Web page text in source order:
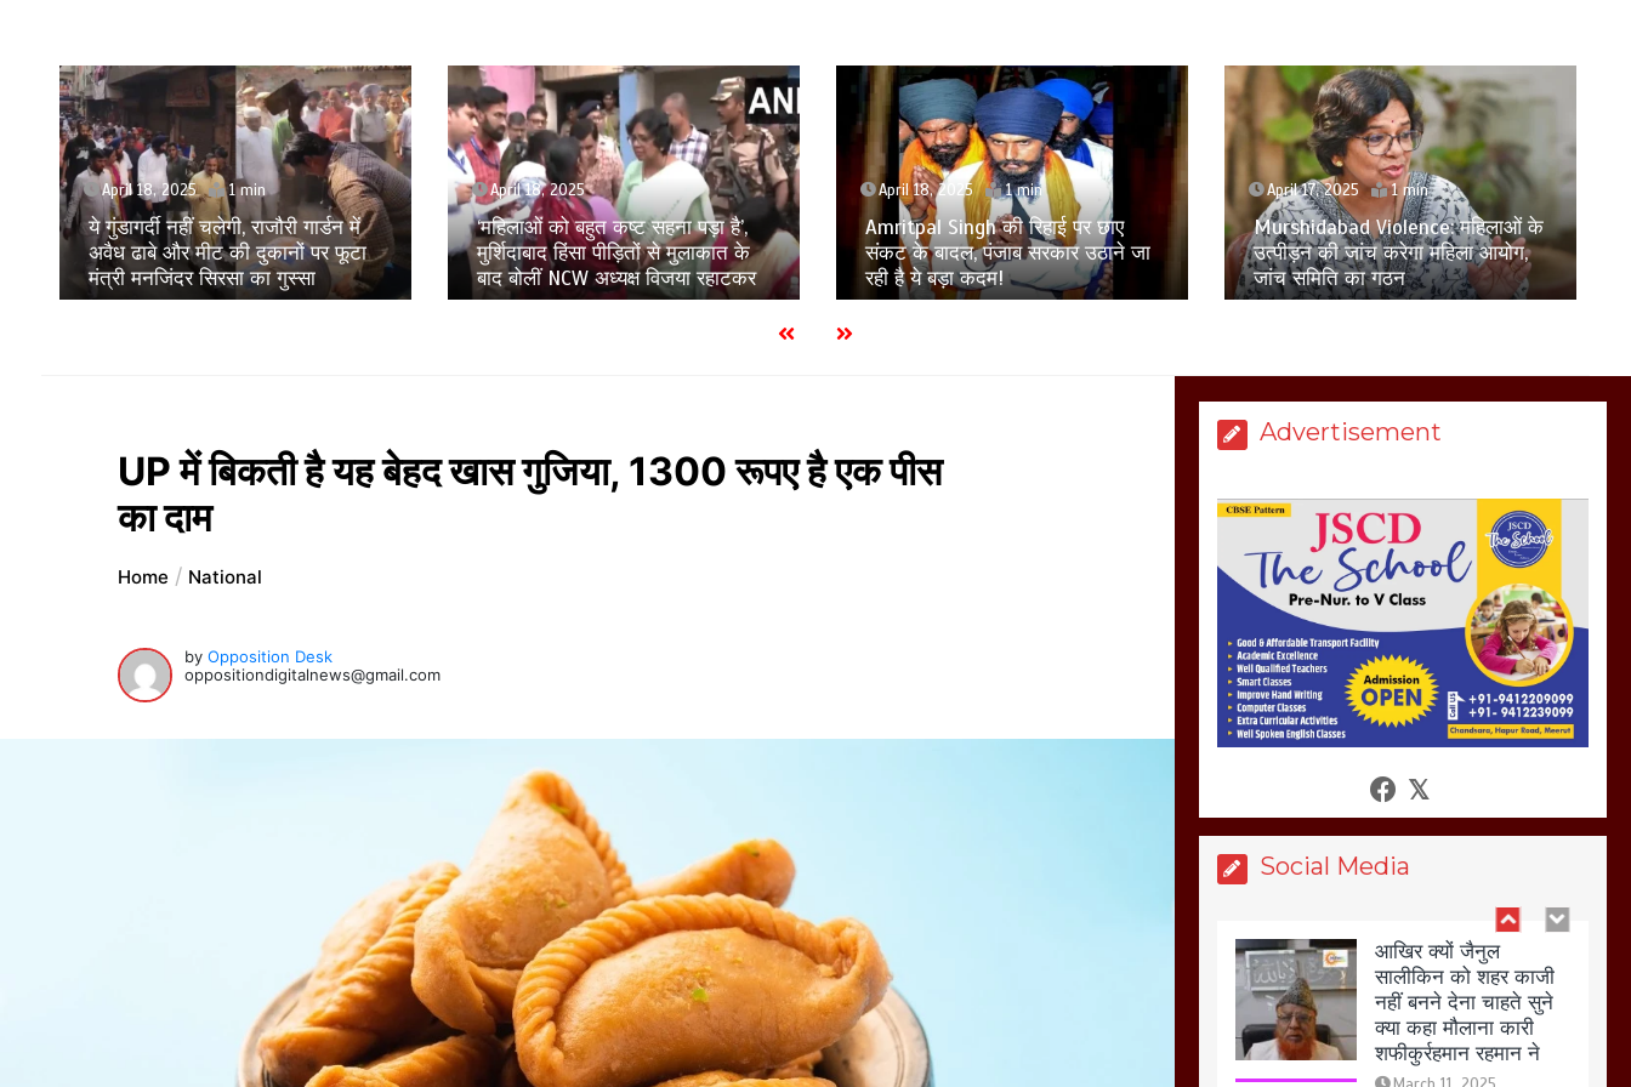
April 18, 2025
‘महिलाओं को बहुत कष्ट सहना पड़ा है’,
मुर्शिदाबाद हिंसा पीड़ितों से मुलाकात के
बाद बोलीं NCW अध्यक्ष विजया रहाटकर
April 18, 2025 1 min
Amritpal Singh की रिहाई पर छाए
संकट के बादल, पंजाब सरकार उठाने जा
रही है ये बड़ा कदम!
April 17, 2025 1 min
Murshidabad Violence: महिलाओं के
उत्पीड़न की जांच करेगा महिला आयोग,
जांच समिति का गठन
April 17, 2025 1 min
दिल्ली में अवैध रूप से रह रहे आठ
बांग्लादेशी नागरिक हिरासत में लिए गए
UP में बिकती है यह बेहद खास गुजिया, 1300 रूपए है एक पीस
का दाम
Home National
by Opposition Desk
oppositiondigitalnews@gmail.com
Advertisement
Social Media
अनशन की चेतावनी
March 8, 2025
मेरठ सुराजकुंड शमशान
घाट में चिता से अस्थि
उठाकर खाते कुत्ते का
March 6, 2025
होलिका रखने पर लात मार
कर होलिका को किया तहस
नहस,मोहल्ले वालों के साथ
की गई गाली गलोच ,कहा
अगर रखी गई होली तो होगा
खून खराबा,
March 11, 2025
आखिर क्यों जैनुल
नहीं बनने देना चाहते सुने
क्या कहा मौलाना कारी
March 11, 2025
बिजली विभाग से परेशान
होकर बागपत में एक संत ने
सरकार को दी आमरण
अनशन की चेतावनी